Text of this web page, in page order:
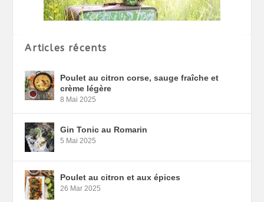
Articles récents
Poulet au citron corse, sauge fraîche et
crème légère
8 Mai 2025
Gin Tonic au Romarin
5 Mai 2025
Poulet au citron et aux épices
26 Mar 2025